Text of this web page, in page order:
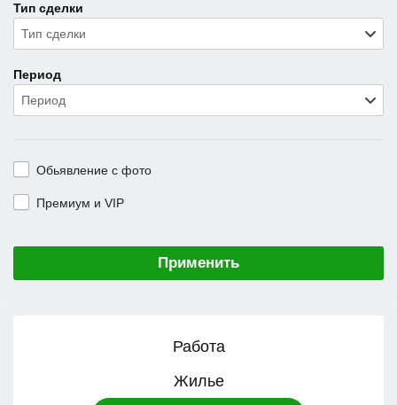
Тип сделки
Тип сделки
Период
Период
Обьявление с фото
Премиум и VIP
Применить
Работа
Жилье